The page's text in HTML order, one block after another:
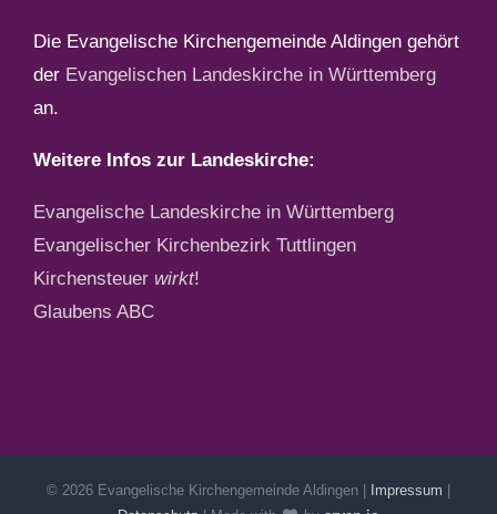
Die Evangelische Kirchengemeinde Aldingen gehört
der Evangelischen Landeskirche in Württemberg
an.
Weitere Infos zur Landeskirche:
Evangelische Landeskirche in Württemberg
Evangelischer Kirchenbezirk Tuttlingen
Kirchensteuer wirkt!
Glaubens ABC
© 2026 Evangelische Kirchengemeinde Aldingen | Impressum